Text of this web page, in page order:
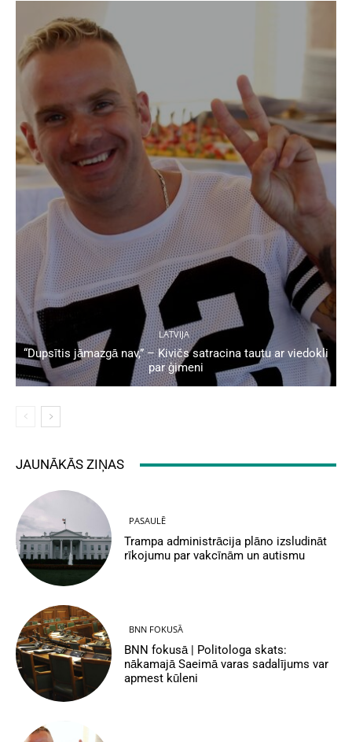
LATVIJA
“Dupsītis jāmazgā nav,” – Kivičs satracina tautu ar viedokli
par ģimeni
JAUNĀKĀS ZIŅAS
PASAULĒ
Trampa administrācija plāno izsludināt
rīkojumu par vakcīnām un autismu
BNN FOKUSĀ
BNN fokusā | Politologa skats:
nākamajā Saeimā varas sadalījums var
apmest kūleni